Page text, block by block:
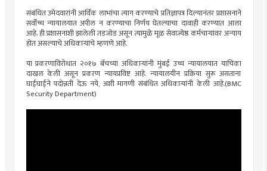
संबंधित उमेदवारांनी आर्थिक लाभांचा त्याग करण्याचे प्रतिज्ञापत्र दिल्यानंतर प्रशासनाने
सर्वोच्च न्यायालयात अपील न करण्याचा निर्णय घेतल्याचा दावाही करण्यात आला
आहे. ही प्रशासनाशी झालेली तडजोड असून त्यामुळे मूळ सेवाज्येष्ठ कर्मचाऱ्यांवर अन्याय
होत असल्याचे अधिकाऱ्यांचे म्हणणे आहे.
या प्रकरणाविरोधात २०१७ बॅचच्या अधिकाऱ्यांनी मुंबई उच्च न्यायालयात याचिका
दाखल केली असून प्रकरण न्यायप्रविष्ट आहे. न्यायालयीन प्रक्रिया सुरू असताना
घाईघाईने पदोन्नती देऊ नये, अशी मागणी संबंधित अधिकाऱ्यांनी केली आहे.(BMC
Security Department)